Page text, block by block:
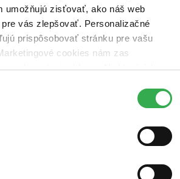
umožňujú zisťovať, ako náš web
vás zlepšovať. Personalizačné
prispôsobovať stránku pre vašu
cookies nám zas
relevantnej reklamy. Niektoré údaje
všetky tieto cookies. Ďakujeme!